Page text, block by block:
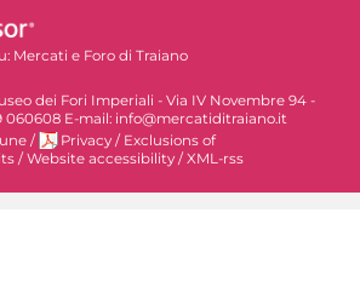
Mercati e Foro di Traiano
dei Fori Imperiali - Via IV Novembre 94 -
060608 E-mail: info@mercatiditraiano.it
/ Privacy / Exclusions of
/Website accessibility /XML-rss